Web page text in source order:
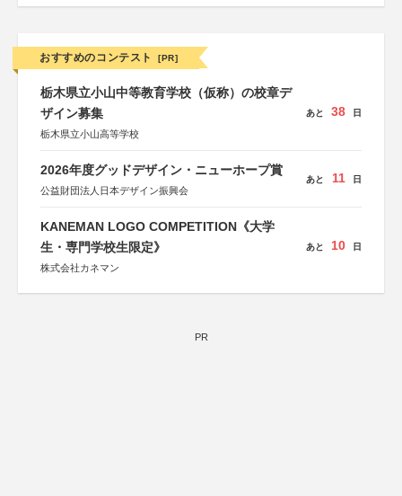
おすすめのコンテスト [PR]
栃木県立小山中等教育学校（仮称）の校章デ
ザイン募集
栃木県立小山高等学校
あと 38 日
2026年度グッドデザイン・ニューホープ賞
公益財団法人日本デザイン振興会
あと 11 日
KANEMAN LOGO COMPETITION《大学
生・専門学校生限定》
株式会社カネマン
あと 10 日
PR